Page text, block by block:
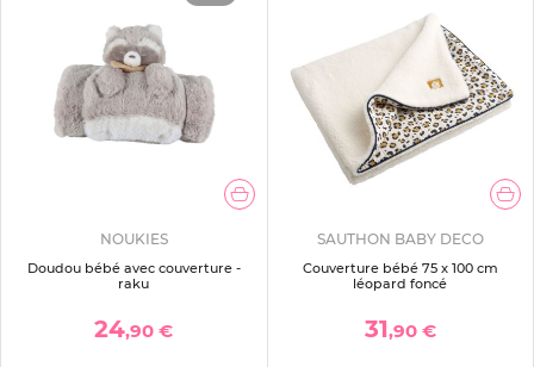
NOUKIES
Doudou bébé avec couverture -
raku
24,90 €
SAUTHON BABY DECO
Couverture bébé 75 x 100 cm
léopard foncé
31,90 €